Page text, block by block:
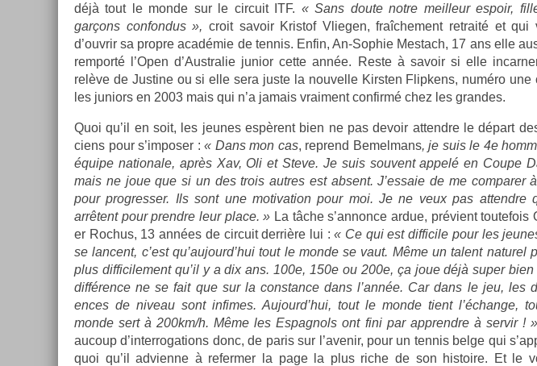
déjà tout le monde sur le cir­cuit ITF. « Sans doute notre meil­leur es­poir,
garçons con­fon­dus», croit savoir Kris­tof Vlieg­en, fraîche­ment re­traité et qui
d’ouv­rir sa pro­pre académie de ten­nis. Enfin, An-Sophie Mes­tach, 17 ans elle
re­mporté l’Open d’Australie junior cette année. Reste à savoir si elle
relève de Just­ine ou si elle sera juste la nouvel­le Kirst­en Flip­kens, numéro une
les juniors en 2003 mais qui n’a jamais vrai­ment con­firmé chez les gran­des.
Quoi qu’il en soit, les jeunes espèrent bien ne pas de­voir at­tendre le départ
ciens pour s’im­pos­er :« Dans mon cas, re­prend Be­mel­mans, je suis le 4e
équipe nationale, après Xav, Oli et Steve. Je suis souvent appelé en Coupe
mais ne joue que si un des trois aut­res est ab­sent. J’es­saie de me com­par­er
pour pro­gress­er. Ils sont une motiva­tion pour moi. Je ne veux pas at­tendre
arrêtent pour pre­ndre leur place. » La tâche s’an­nonce ardue, prévient toutefois
er Roc­hus, 13 années de cir­cuit derrière lui :« Ce qui est dif­ficile pour les
se lan­cent, c’est qu’aujourd’hui tout le monde se vaut. Même un talent naturel
plus dif­ficile­ment qu’il y a dix ans. 100e, 150e ou 200e, ça joue déjà super bien
différence ne se fait que sur la con­stan­ce dans l’année. Car dans le jeu, les
ences de niveau sont in­fimes. Aujourd’hui, tout le monde tient l’échan­ge,
monde sert à 200km/h. Même les Es­pagnols ont fini par apprendre à ser­vir ! »
aucoup d’in­terroga­tions donc, de paris sur l’avenir, pour un ten­nis belge qui
quoi qu’il ad­vien­ne à re­ferm­er la page la plus riche de son his­toire. Et le